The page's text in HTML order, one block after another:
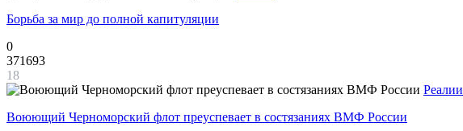
Борьба за мир до полной капитуляции
0
371693
18
Реалии
Воюющий Черноморский флот преуспевает в состязаниях ВМФ России